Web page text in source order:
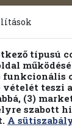
típusú
teszi
(3)
szabott
A